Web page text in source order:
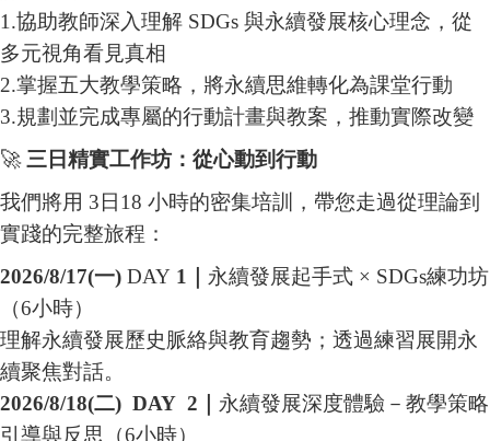
1.協助教師深入理解 SDGs 與永續發展核心理念，從
多元視角看見真相
2.掌握五大教學策略，將永續思維轉化為課堂行動
3.規劃並完成專屬的行動計畫與教案，推動實際改變
🚀 三日精實工作坊：從心動到行動
我們將用 3日18 小時的密集培訓，帶您走過從理論到
實踐的完整旅程：
2026/8/17(一) DAY 1
永續發展起手式 × SDGs練功坊
（6小時）
理解永續發展歷史脈絡與教育趨勢；透過練習展開永
續聚焦對話。
2026/8/18(二) DAY 2
永續發展深度體驗－教學策略
引導與反思（6小時）